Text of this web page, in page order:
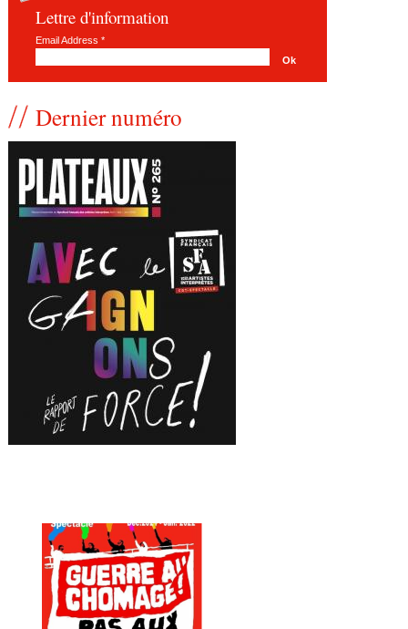
Lettre d'information
Email Address *
Dernier numéro